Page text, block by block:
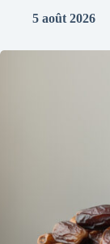
5 août 2026